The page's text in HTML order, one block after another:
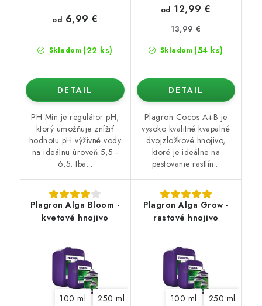
Skladom (22 ks)
od 6,99 €
DETAIL
PH Min je regulátor pH,
ktorý umožňuje znížiť
hodnotu pH výživné vody
na ideálnu úroveň 5,5 -
6,5. Iba...
Skladom (54 ks)
od 12,99 €
13,99 €
DETAIL
Plagron Cocos A+B je
vysoko kvalitné kvapalné
dvojzložkové hnojivo,
ktoré je ideálne na
pestovanie rastlín...
Plagron Alga Bloom -
kvetové hnojivo
100 ml 250 ml 1 l 10 l
Plagron Alga Grow -
rastové hnojivo
100 ml 250 ml